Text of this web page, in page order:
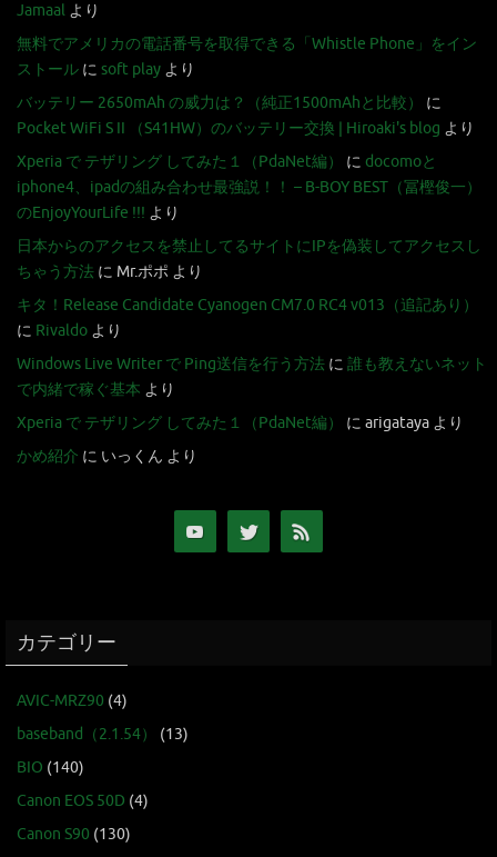
Jamaal より
無料でアメリカの電話番号を取得できる「Whistle Phone」をイン
ストール に soft play より
バッテリー 2650mAh の威力は？（純正1500mAhと比較）
に
Pocket WiFi S II （S41HW）のバッテリー交換 | Hiroaki's blog より
Xperia で テザリング してみた１（PdaNet編）
に docomoと
iphone4、ipadの組み合わせ最強説！！ – B-BOY BEST（冨樫俊一）
のEnjoyYourLife !!! より
日本からのアクセスを禁止してるサイトにIPを偽装してアクセスし
ちゃう方法 に Mr.ポポ より
キタ！Release Candidate Cyanogen CM7.0 RC4 v013（追記あり）
に Rivaldo より
Windows Live Writer で Ping送信を行う方法 に 誰も教えないネット
で内緒で稼ぐ基本 より
Xperia で テザリング してみた１（PdaNet編）
に arigataya より
かめ紹介 に いっくん より
カテゴリー
AVIC-MRZ90 (4)
baseband（2.1.54）
(13)
BIO (140)
Canon EOS 50D (4)
Canon S90 (130)